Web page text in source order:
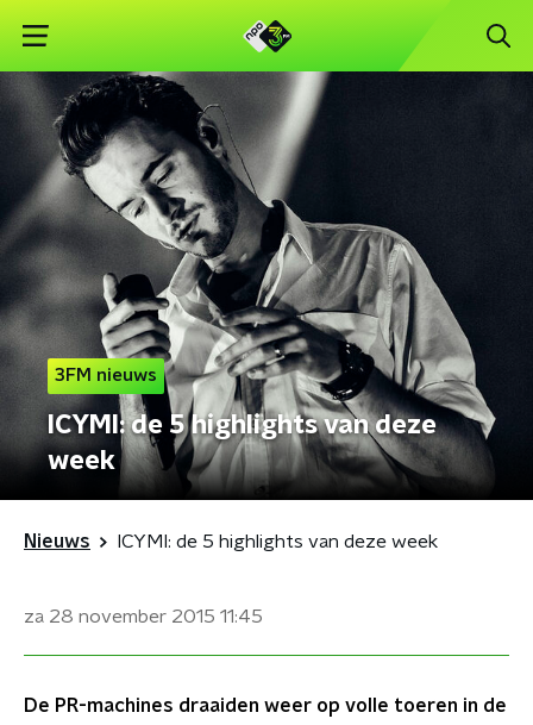
3FM nieuws
ICYMI: de 5 highlights van deze
week
Nieuws ICYMI: de 5 highlights van deze week
za 28 november 2015 11:45
De PR-machines draaiden weer op volle toeren in de